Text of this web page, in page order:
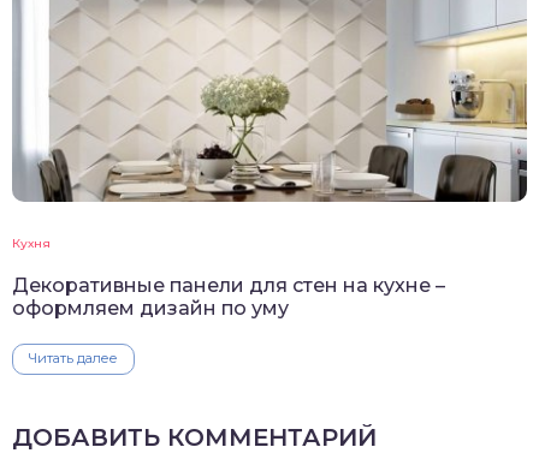
Кухня
Декоративные панели для стен на кухне –
оформляем дизайн по уму
Читать далее
ДОБАВИТЬ КОММЕНТАРИЙ